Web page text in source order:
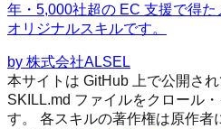
年・5,000社超の EC 支援で得
オリジナルスキルです。
by 株式会社ALSEL
本サイトは GitHub 上で公開さ
SKILL.md ファイルをクロール
す。 各スキルの著作権は原作者